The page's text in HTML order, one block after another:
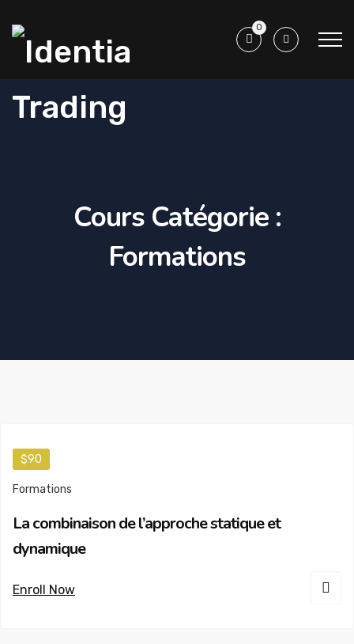
0
Cours Catégorie :
Formations
$90
Formations
La combinaison de l’approche statique et
dynamique
Enroll Now